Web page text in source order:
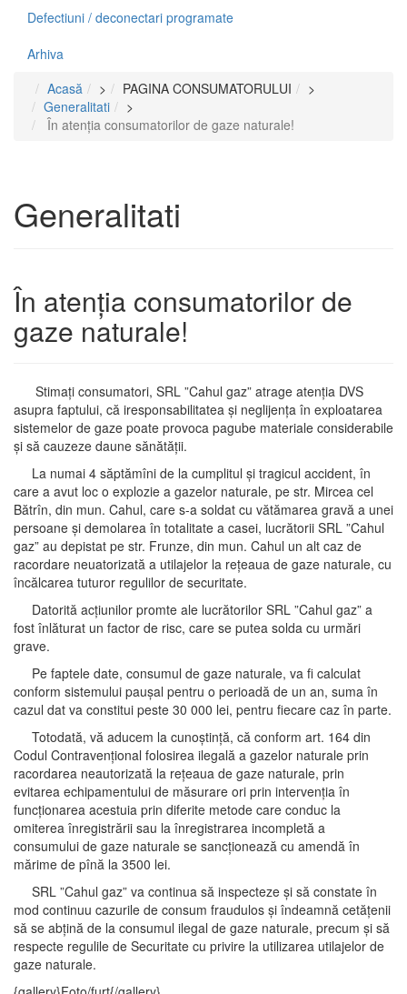
Defectiuni / deconectari programate
Arhiva
Acasă
> PAGINA CONSUMATORULUI
>
Generalitati
>
În atenția consumatorilor de gaze naturale!
Generalitati
În atenția consumatorilor de
gaze naturale!
Stimați consumatori, SRL ”Cahul gaz” atrage atenția DVS
asupra faptului, că iresponsabilitatea și neglijența în exploatarea
sistemelor de gaze poate provoca pagube materiale considerabile
și să cauzeze daune sănătății.
La numai 4 săptămîni de la cumplitul și tragicul accident, în
care a avut loc o explozie a gazelor naturale, pe str. Mircea cel
Bătrîn, din mun. Cahul, care s-a soldat cu vătămarea gravă a unei
persoane și demolarea în totalitate a casei, lucrătorii SRL ”Cahul
gaz” au depistat pe str. Frunze, din mun. Cahul un alt caz de
racordare neuatorizată a utilajelor la rețeaua de gaze naturale, cu
încălcarea tuturor regulilor de securitate.
Datorită acțiunilor promte ale lucrătorilor SRL ”Cahul gaz” a
fost înlăturat un factor de risc, care se putea solda cu urmări
grave.
Pe faptele date, consumul de gaze naturale, va fi calculat
conform sistemului paușal pentru o perioadă de un an, suma în
cazul dat va constitui peste 30 000 lei, pentru fiecare caz în parte.
Totodată, vă aducem la cunoștință, că conform art. 164 din
Codul Contravențional folosirea ilegală a gazelor naturale prin
racordarea neautorizată la rețeaua de gaze naturale, prin
evitarea echipamentului de măsurare ori prin intervenția în
funcționarea acestuia prin diferite metode care conduc la
omiterea înregistrării sau la înregistrarea incompletă a
consumului de gaze naturale se sancționează cu amendă în
mărime de pînă la 3500 lei.
SRL ”Cahul gaz” va continua să inspecteze și să constate în
mod continuu cazurile de consum fraudulos și îndeamnă cetățenii
să se abțină de la consumul ilegal de gaze naturale, precum și să
respecte regulile de Securitate cu privire la utilizarea utilajelor de
gaze naturale.